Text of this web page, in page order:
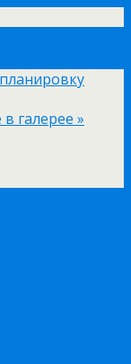
галерее »